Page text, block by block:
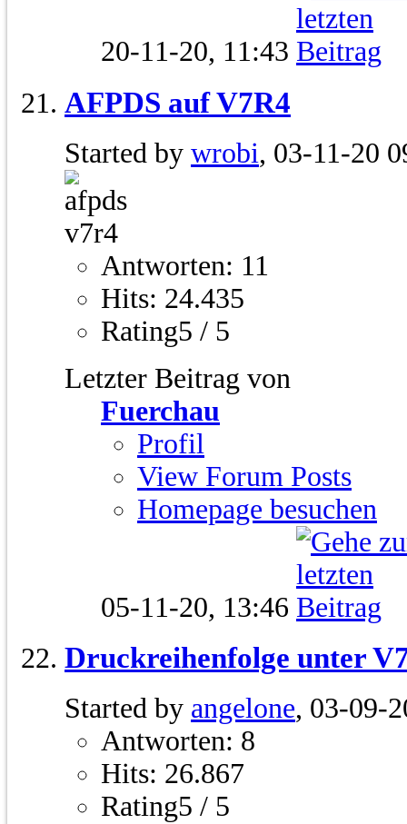
20-11-20, 11:43
AFPDS auf V7R4
Started by wrobi, 03-11-20
Antworten: 11
Hits: 24.435
Rating5 / 5
Letzter Beitrag von
Fuerchau
Profil
View Forum Posts
Homepage besuchen
05-11-20, 13:46
Druckreihenfolge unter
Started by angelone, 03-09-
Antworten: 8
Hits: 26.867
Rating5 / 5